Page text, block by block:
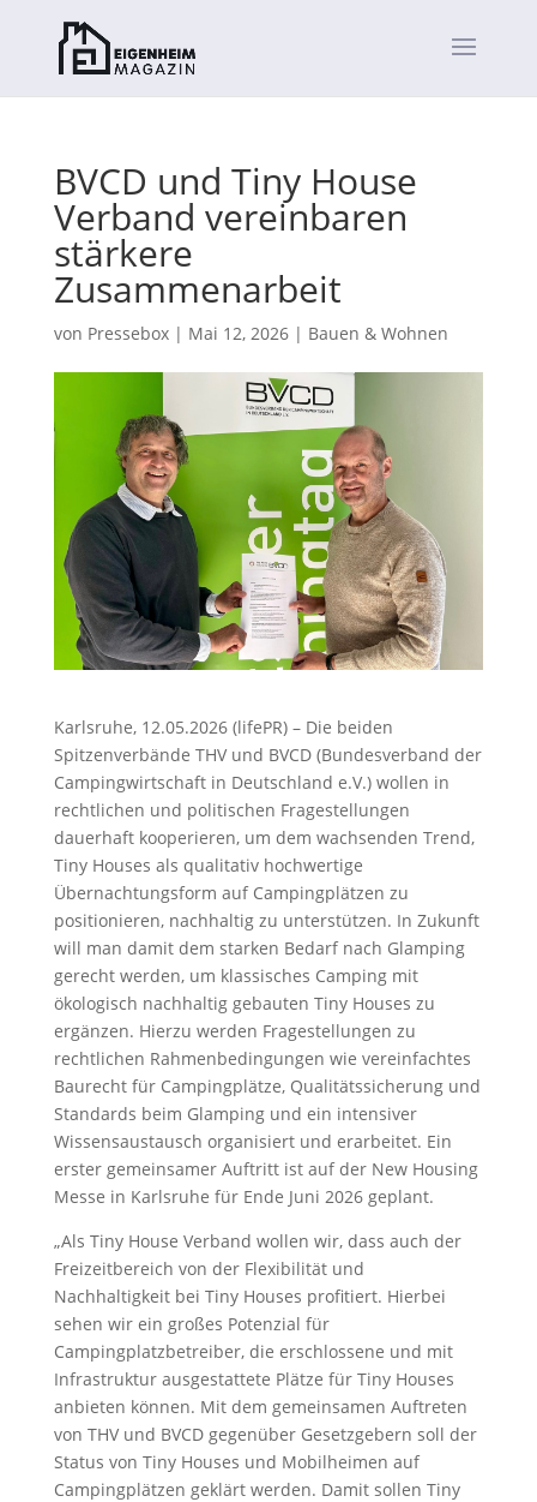
BVCD und Tiny House
Verband vereinbaren
stärkere
Zusammenarbeit
von Pressebox| Mai 12, 2026| Bauen & Wohnen
Karlsruhe, 12.05.2026 (lifePR) – Die beiden
Spitzenverbände THV und BVCD (Bundesverband der
Campingwirtschaft in Deutschland e.V.) wollen in
rechtlichen und politischen Fragestellungen
dauerhaft kooperieren, um dem wachsenden Trend,
Tiny Houses als qualitativ hochwertige
Übernachtungsform auf Campingplätzen zu
positionieren, nachhaltig zu unterstützen. In Zukunft
will man damit dem starken Bedarf nach Glamping
gerecht werden, um klassisches Camping mit
ökologisch nachhaltig gebauten Tiny Houses zu
ergänzen. Hierzu werden Fragestellungen zu
rechtlichen Rahmenbedingungen wie vereinfachtes
Baurecht für Campingplätze, Qualitätssicherung und
Standards beim Glamping und ein intensiver
Wissensaustausch organisiert und erarbeitet. Ein
erster gemeinsamer Auftritt ist auf der New Housing
Messe in Karlsruhe für Ende Juni 2026 geplant.
„Als Tiny House Verband wollen wir, dass auch der
Freizeitbereich von der Flexibilität und
Nachhaltigkeit bei Tiny Houses profitiert. Hierbei
sehen wir ein großes Potenzial für
Campingplatzbetreiber, die erschlossene und mit
Infrastruktur ausgestattete Plätze für Tiny Houses
anbieten können. Mit dem gemeinsamen Auftreten
von THV und BVCD gegenüber Gesetzgebern soll der
Status von Tiny Houses und Mobilheimen auf
Campingplätzen geklärt werden. Damit sollen Tiny